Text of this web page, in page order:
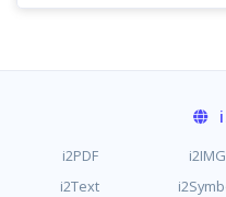
i2PDF i2IMG
i2Text